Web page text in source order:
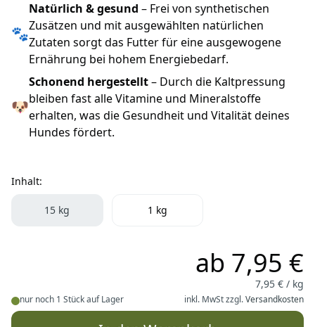
🐾
Natürlich & gesund – Frei von synthetischen
Zusätzen und mit ausgewählten natürlichen
Zutaten sorgt das Futter für eine ausgewogene
Ernährung bei hohem Energiebedarf.
🐶
Schonend hergestellt– Durch die Kaltpressung
bleiben fast alle Vitamine und Mineralstoffe
erhalten, was die Gesundheit und Vitalität deines
Hundes fördert.
Inhalt:
15 kg 1 kg
nur noch 1 Stück auf Lager
ab 7,95 €
7,95 € / kg
inkl. MwSt zzgl.Versandkosten